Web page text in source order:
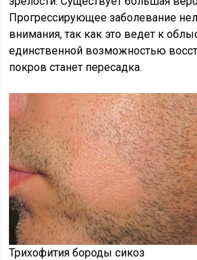
Прогрессирующее заболевание
внимания, так как это ведет к
единственной возможностью
покров станет пересадка.
Трихофития бороды сикоз